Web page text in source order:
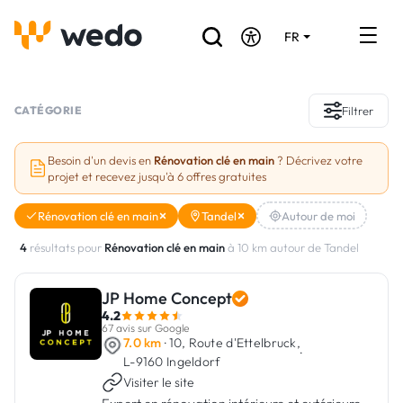
FR
Réalisations
Aides et subventions
Vous êtes un Artisan ?
Connexion
CATÉGORIE Filtrer
Besoin d'un devis en Rénovation clé en main ? Décrivez votre
projet et recevez jusqu'à 6 offres gratuites
Rénovation clé en main Tandel Autour de moi
4 résultats pour Rénovation clé en mainà 10 km autour de Tandel
JP Home Concept
4.2
67 avis sur Google
7.0 km · 10, Route d'Ettelbruck,
L-9160 Ingeldorf
·
Visiter le site